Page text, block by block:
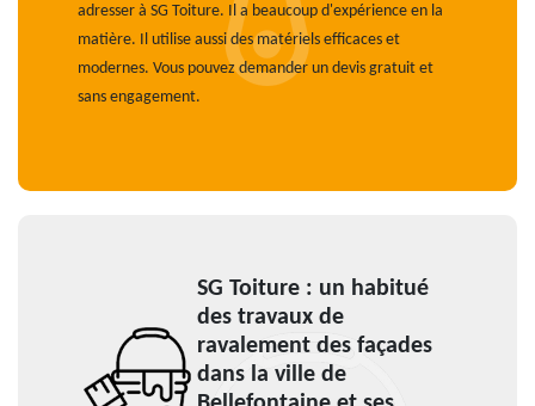
adresser à SG Toiture. Il a beaucoup d'expérience en la
matière. Il utilise aussi des matériels efficaces et
modernes. Vous pouvez demander un devis gratuit et
sans engagement.
SG Toiture : un habitué
des travaux de
ravalement des façades
dans la ville de